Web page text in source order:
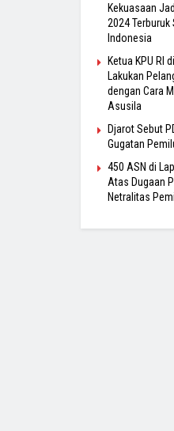
Kekuasaan
2024 Terburuk
Indonesia
Ketua KPU RI
Lakukan
dengan Cara
Asusila
Djarot Sebut
Gugatan
450 ASN di
Atas Dugaan
Netralitas